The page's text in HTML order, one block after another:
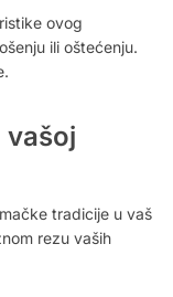
ovog
ili oštećenju.
vašoj
tradicije u vaš
rezu vaših